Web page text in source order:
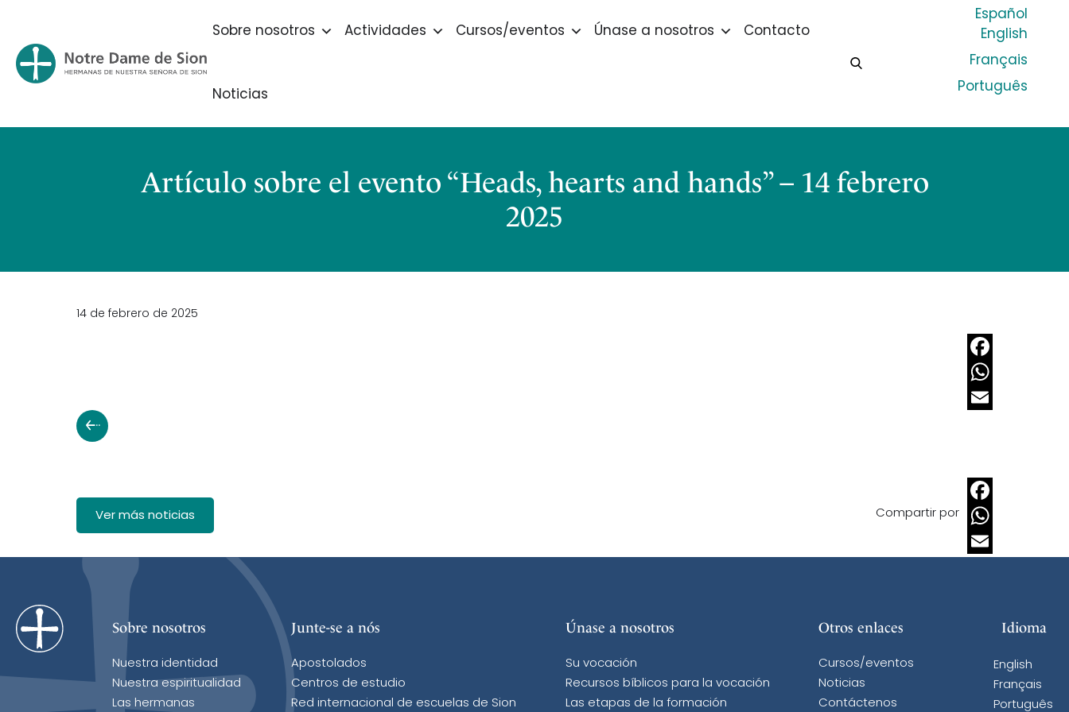
Sobre nosotros Actividades Cursos/eventos Únase a nosotros Contacto
Noticias
Español
English
Français
Português
Artículo sobre el evento “Heads, hearts and hands” – 14 febrero
2025
14 de febrero de 2025
Facebook
WhatsApp
Ver más noticias Compartir por
Facebook
WhatsApp
Sobre nosotros
Nuestra identidad
Nuestra espiritualidad
Las hermanas
Junte-se a nós
Apostolados
Centros de estudio
Red internacional de escuelas de Sion
Únase a nosotros
Su vocación
Recursos bíblicos para la vocación
Las etapas de la formación
Otros enlaces
Cursos/eventos
Noticias
Contáctenos
Idioma
English
Français
Português